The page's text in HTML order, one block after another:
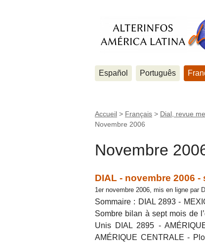
Español Português
Accueil > Français > Dial, revue
Novembre 2006
Novembre
DIAL - novembre 2006
1er novembre 2006, mis en ligne par
Sommaire : DIAL 2893 -
Sombre bilan à sept mois de
Unis DIAL 2895 -
AMÉRIQUE CENTRALE -